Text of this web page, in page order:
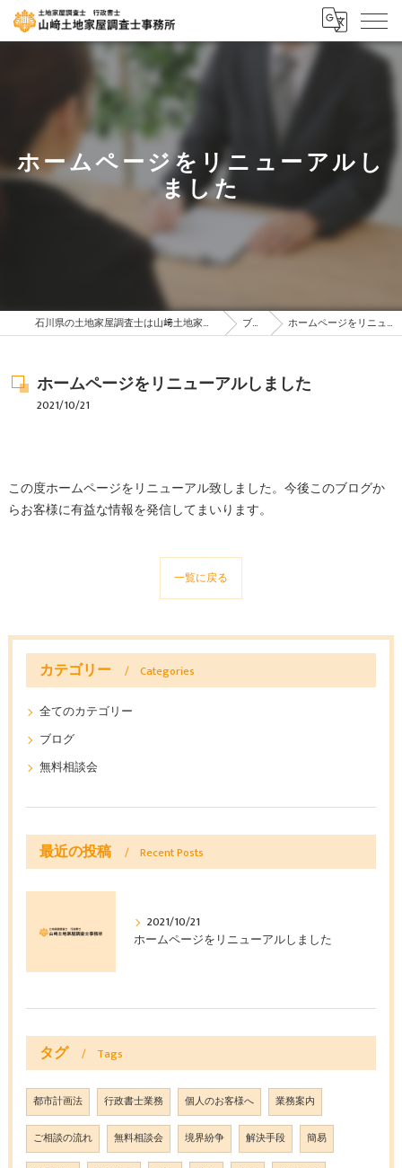
ホームページをリニューアルし
ました
石川県の土地家屋調査士は山﨑土地家屋調査士・行政書士事務所 ブログ ホームページをリニューアルしました
ホームページをリニューアルしました
2021/10/21
この度ホームページをリニューアル致しました。今後このブログか
らお客様に有益な情報を発信してまいります。
一覧に戻る
カテゴリー Categories
全てのカテゴリー
ブログ
無料相談会
最近の投稿 Recent Posts
2021/10/21
ホームページをリニューアルしました
タグ Tags
都市計画法 行政書士業務 個人のお客様へ 業務案内
ご相談の流れ 無料相談会 境界紛争 解決手段 簡易